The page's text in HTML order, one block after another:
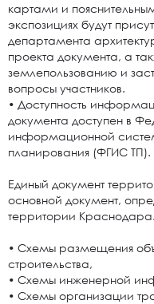
картами и
экспозициях будут
департамента
проекта документа, а
землепользованию и
вопросы участников.
• Доступность
документа доступен в
информационной
планирования (ФГИС ТП).
Единый документ
основной документ,
территории
• Схемы размещения
строительства,
• Схемы инженерной
• Схемы организации